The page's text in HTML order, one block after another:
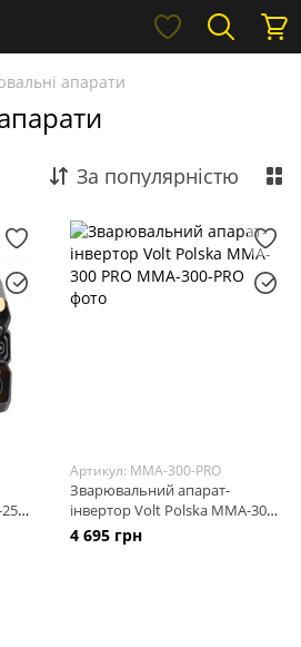
апарати
За популярністю
Артикул: MMA-300-PRO
Зварювальний апарат-
інвертор Volt Polska MMA-300
PRO
4 695 грн